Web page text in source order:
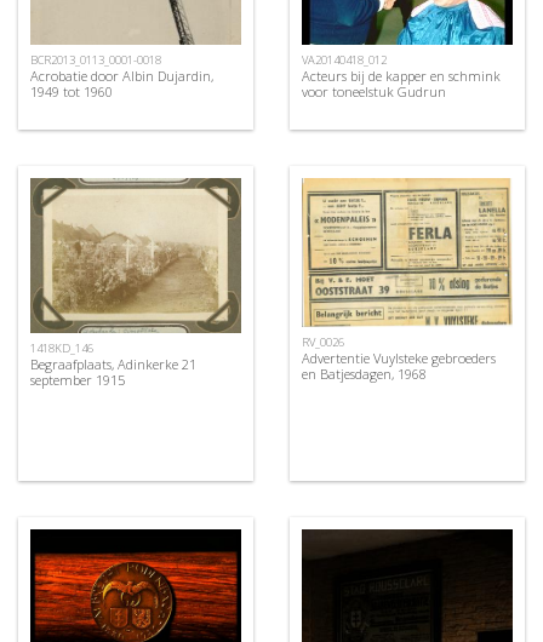
BCR2013_0113_0001-0018
Acrobatie door Albin Dujardin,
1949 tot 1960
VA20140418_012
Acteurs bij de kapper en schmink
voor toneelstuk Gudrun
1418KD_146
Begraafplaats, Adinkerke 21
september 1915
RV_0026
Advertentie Vuylsteke gebroeders
en Batjesdagen, 1968